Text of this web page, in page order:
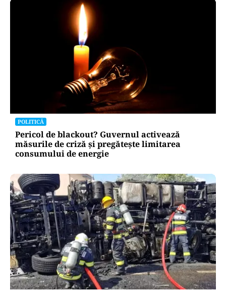
POLITICĂ
Pericol de blackout? Guvernul activează
măsurile de criză și pregătește limitarea
consumului de energie